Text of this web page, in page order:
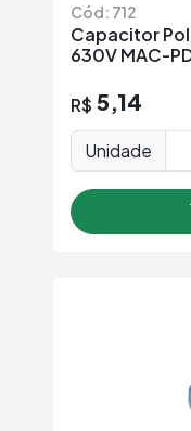
Cód: 712
Capacitor
630V MAC-
R$ 5,14
Unidade